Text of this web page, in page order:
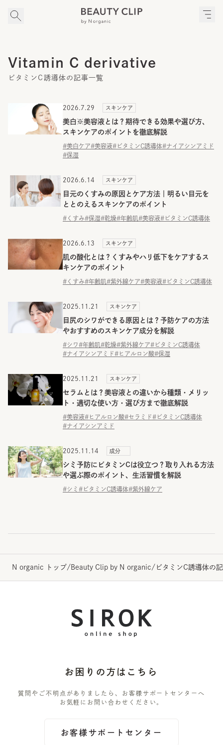
Vitamin C derivative
ビタミンC誘導体の記事一覧
2026.7.29 スキンケア
美白※美容液とは？期待できる効果や選び方、
スキンケアのポイントを徹底解説
#美白ケア#美容液#ビタミンC誘導体#ナイアシンアミド
#保湿
2026.6.14 スキンケア
目元のくすみの原因とケア方法｜明るい目元を
ととのえるスキンケアのポイント
#くすみ#保湿#乾燥#年齢肌 #美容液#ビタミンC誘導体
2026.6.13 スキンケア
肌の酸化とは？くすみやハリ低下をケアするス
キンケアのポイント
#くすみ#年齢肌 #紫外線ケア#美容液#ビタミンC誘導体
2025.11.21 スキンケア
目尻のシワができる原因とは？予防ケアの方法
やおすすめのスキンケア成分を解説
#シワ#年齢肌 #乾燥#紫外線ケア#ビタミンC誘導体
#ナイアシンアミド#ヒアルロン酸#保湿
2025.11.21 スキンケア
セラムとは？美容液との違いから種類・メリッ
ト・適切な使い方・選び方まで徹底解説
#美容液#ヒアルロン酸#セラミド#ビタミンC誘導体
#ナイアシンアミド
2025.11.14 成分
シミ予防にビタミンCは役立つ？取り入れる方法
や選ぶ際のポイント、生活習慣を解説
#シミ #ビタミンC誘導体#紫外線ケア
N organic トップ/ Beauty Clip by N organic/ ビタミンC誘導体の
お困りの方はこちら
質問やご不明点がありましたら、お客様サポートセンターへ
お気軽にお問い合わせください。
お客様サポートセンター